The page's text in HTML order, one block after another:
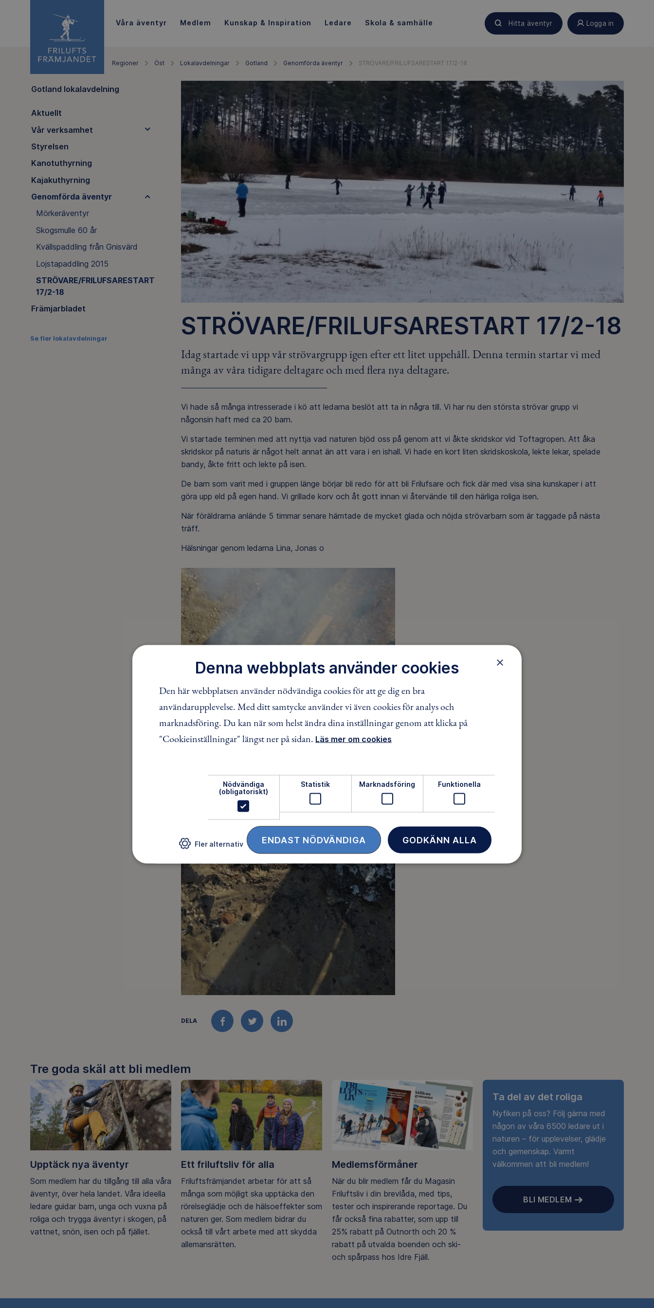
Våra äventyr Medlem Kunskap & Inspiration Ledare Skola & samhälle Hitta äventyr Logga in
Regioner Öst Lokalavdelningar Gotland Genomförda äventyr STRÖVARE/FRILUFSARESTART 17/2-18
Gotland lokalavdelning
Aktuellt
Vår verksamhet
Styrelsen
Kanotuthyrning
Kajakuthyrning
Genomförda äventyr
Mörkeräventyr
Skogsmulle 60 år
Kvällspaddling från Gnisvärd
Lojstapaddling 2015
STRÖVARE/FRILUFSARESTART
17/2-18
Främjarbladet
Se fler lokalavdelningar STRÖVARE/FRILUFSARESTART 17/2-18
Idag startade vi upp vår strövargrupp igen efter ett litet uppehåll. Denna termin startar vi med
många av våra tidigare deltagare och med flera nya deltagare.
Vi hade så många intresserade i kö att ledarna beslöt att ta in några till. Vi har nu den största strövar grupp vi
någonsin haft med ca 20 barn.
Vi startade terminen med att nyttja vad naturen bjöd oss på genom att vi åkte skridskor vid Toftagropen. Att åka
skridskor på naturis är något helt annat än att vara i en ishall. Vi hade en kort liten skridskoskola, lekte lekar, spelade
bandy, åkte fritt och lekte på isen.
De barn som varit med i gruppen länge börjar bli redo för att bli Frilufsare och fick där med visa sina kunskaper i att
göra upp eld på egen hand. Vi grillade korv och åt gott innan vi återvände till den härliga roliga isen.
När föräldrarna anlände 5 timmar senare hämtade de mycket glada och nöjda strövarbarn som är taggade på nästa
träff.
Hälsningar genom ledarna Lina, Jonas o
DELA
FACEBOOKTWITTERLINKEDIN
Tre goda skäl att bli medlem
Upptäck nya äventyr
Som medlem har du tillgång till alla våra
äventyr, över hela landet. Våra ideella
ledare guidar barn, unga och vuxna på
roliga och trygga äventyr i skogen, på
vattnet, snön, isen och på fjället.
Ett friluftsliv för alla
Friluftsfrämjandet arbetar för att så
många som möjligt ska upptäcka den
rörelseglädje och de hälsoeffekter som
naturen ger. Som medlem bidrar du
också till vårt arbete med att skydda
allemansrätten.
Medlemsförmåner
När du blir medlem får du Magasin
Friluftsliv i din brevlåda, med tips,
tester och inspirerande reportage. Du
får också fina rabatter, som upp till
25% rabatt på Outnorth och 20 %
rabatt på utvalda boenden och ski-
och spårpass hos Idre Fjäll.
Ta del av det roliga
Nyfiken på oss? Följ gärna med
någon av våra 6500 ledare ut i
naturen – för upplevelser, glädje
och gemenskap. Varmt
välkommen att bli medlem!
BLI MEDLEM
×
Denna webbplats använder cookies
Den här webbplatsen använder nödvändiga cookies för att ge dig en bra
användarupplevelse. Med ditt samtycke använder vi även cookies för analys och
marknadsföring. Du kan när som helst ändra dina inställningar genom att klicka på
"Cookieinställningar" längst ner på sidan. Läs mer om cookies
Nödvändiga
(obligatoriskt)
Statistik Marknadsföring Funktionella
GODKÄNN ALLA
ENDAST NÖDVÄNDIGA
Fler alternativ